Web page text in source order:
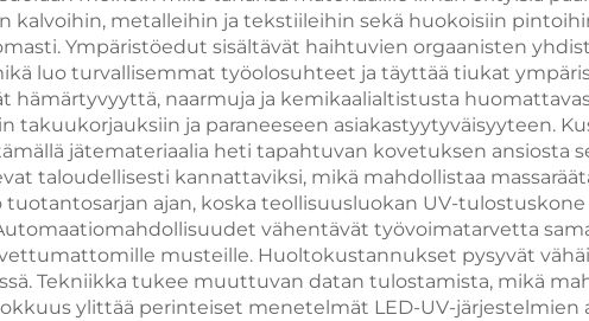
Laite
kalvoihin, metalleihin ja tekstiileihin sekä huokoisiin
Ympäristöedut sisältävät haihtuvien orgaanisten
luo turvallisemmat työolosuhteet ja täyttää tiukat
hämärtyvyyttä, naarmuja ja kemikaalialtistusta
takuukorjauksiin ja paraneeseen asiakastyytyväisyyteen.
jätemateriaalia heti tapahtuvan kovetuksen ansiosta
taloudellisesti kannattaviksi, mikä mahdollistaa
tuotantosarjan ajan, koska teollisuusluokan UV-
vähentävät työvoimatarvetta
musteille. Huoltokustannukset pysyvät
Tekniikka tukee muuttuvan datan tulostamista, mikä
ylittää perinteiset menetelmät LED-UV-